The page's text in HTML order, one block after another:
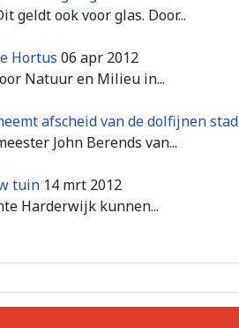
geldt ook voor glas. Door...
Hortus 06 apr 2012
Natuur en Milieu in...
afscheid van de dolfijnen stad
John Berends van...
tuin 14 mrt 2012
Harderwijk kunnen...